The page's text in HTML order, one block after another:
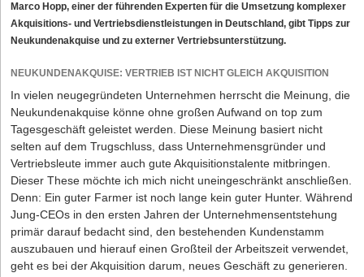
Marco Hopp, einer der führenden Experten für die Umsetzung komplexer
Akquisitions- und Vertriebsdienstleistungen in Deutschland, gibt Tipps zur
Neukundenakquise und zu externer Vertriebsunterstützung.
NEUKUNDENAKQUISE: VERTRIEB IST NICHT GLEICH AKQUISITION
In vielen neugegründeten Unternehmen herrscht die Meinung, die
Neukundenakquise könne ohne großen Aufwand on top zum
Tagesgeschäft geleistet werden. Diese Meinung basiert nicht
selten auf dem Trugschluss, dass Unternehmensgründer und
Vertriebsleute immer auch gute Akquisitionstalente mitbringen.
Dieser These möchte ich mich nicht uneingeschränkt anschließen.
Denn: Ein guter Farmer ist noch lange kein guter Hunter. Während
Jung-CEOs in den ersten Jahren der Unternehmensentstehung
primär darauf bedacht sind, den bestehenden Kundenstamm
auszubauen und hierauf einen Großteil der Arbeitszeit verwendet,
geht es bei der Akquisition darum, neues Geschäft zu generieren.